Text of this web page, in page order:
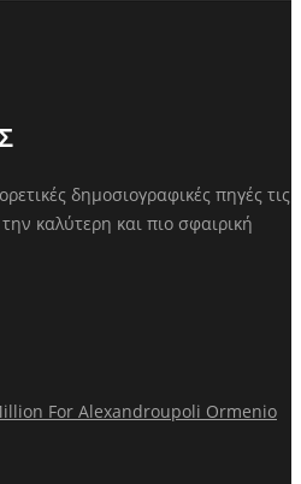
δημοσιογραφικές πηγές τις
καλύτερη και πιο σφαιρική